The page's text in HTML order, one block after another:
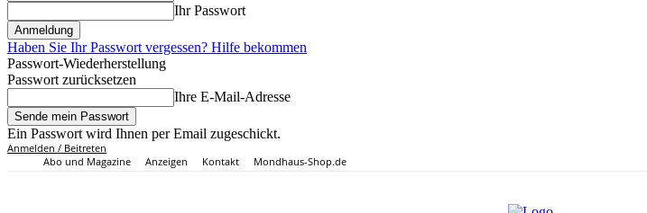
Ihr Passwort
Haben Sie Ihr Passwort vergessen? Hilfe bekommen
Passwort-Wiederherstellung
Passwort zurücksetzen
Ihre E-Mail-Adresse
Ein Passwort wird Ihnen per Email zugeschickt.
Anmelden / Beitreten
Abo und Magazine
Anzeigen Kontakt Mondhaus-Shop.de